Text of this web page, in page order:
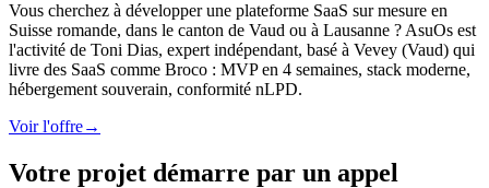
Vous cherchez à développer une plateforme SaaS sur mesure en
Suisse romande, dans le canton de Vaud ou à Lausanne ? AsuOs est
l'activité de Toni Dias, expert indépendant, basé à Vevey (Vaud) qui
livre des SaaS comme Broco : MVP en 4 semaines, stack moderne,
hébergement souverain, conformité nLPD.
Voir l'offre→
Votre projet démarre par un appel